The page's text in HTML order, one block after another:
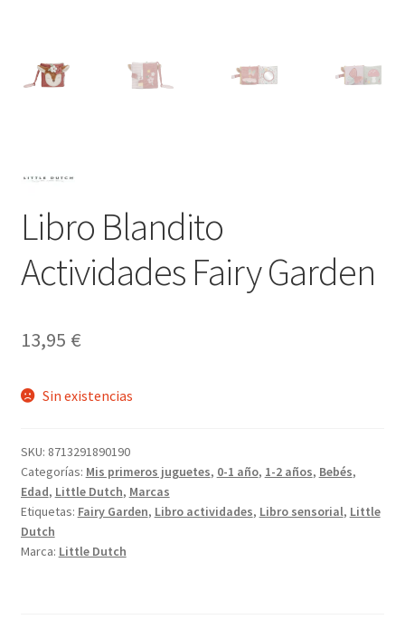
Libro Blandito
Actividades Fairy Garden
13,95 €
Sin existencias
SKU: 8713291890190
Categorías: Mis primeros juguetes, 0-1 año, 1-2 años, Bebés,
Edad, Little Dutch, Marcas
Etiquetas: Fairy Garden, Libro actividades, Libro sensorial, Little
Dutch
Marca: Little Dutch